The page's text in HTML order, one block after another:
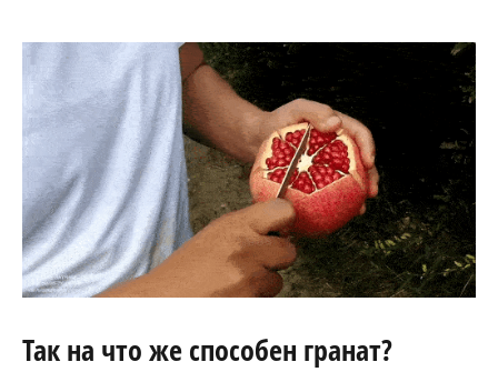
Так на что же способен гранат?